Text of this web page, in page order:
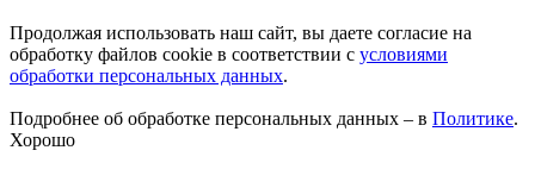
Продолжая использовать наш сайт, вы даете согласие на
обработку файлов cookie в соответствии с условиями
обработки персональных данных.
Подробнее об обработке персональных данных – в Политике.
Хорошо